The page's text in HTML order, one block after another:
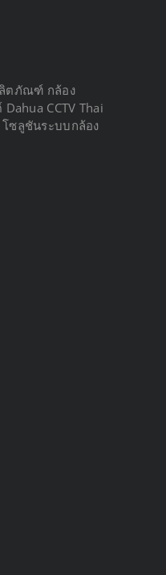
ลิตภัณฑ์ กล้อง
CCTV Thai
ซลูชันระบบกล้อง